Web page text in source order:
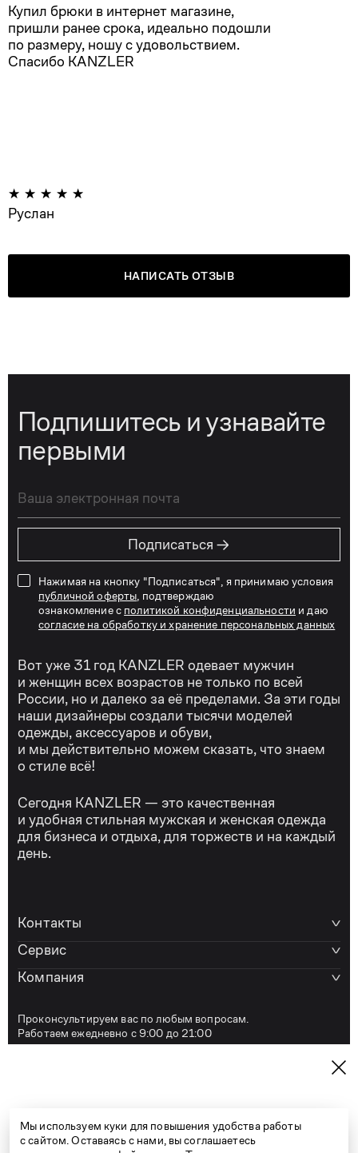
Купил брюки в интернет магазине,
пришли ранее срока, идеально подошли
по размеру, ношу с удовольствием.
Спасибо KANZLER
Руслан
НАПИСАТЬ ОТЗЫВ
Подпишитесь и узнавайте
первыми
Подписаться →
Нажимая на кнопку "Подписаться", я принимаю условия
публичной оферты , подтверждаю
ознакомление с политикой конфиденциальности и даю
согласие на обработку и хранение персональных данных
Вот уже 31 год KANZLER одевает мужчин
и женщин всех возрастов не только по всей
России, но и далеко за её пределами. За эти годы
наши дизайнеры создали тысячи моделей
одежды, аксессуаров и обуви,
и мы действительно можем сказать, что знаем
о стиле всё!
Сегодня KANZLER — это качественная
и удобная стильная мужская и женская одежда
для бизнеса и отдыха, для торжеств и на каждый
день.
Контакты
Сервис
Компания
Проконсультируем вас по любым вопросам.
Работаем ежедневно с 9:00 до 21:00
Мы используем куки для повышения удобства работы
с сайтом. Оставаясь с нами, вы соглашаетесь